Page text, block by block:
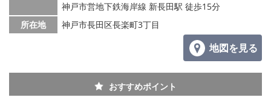
神戸市営地下鉄海岸線 新長田駅 徒歩15分
所在地
神戸市長田区長楽町3丁目
地図を見る
おすすめポイント